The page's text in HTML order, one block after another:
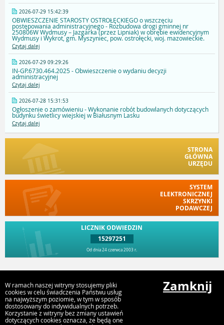
2026-07-29 15:42:39
OBWIESZCZENIE STAROSTY OSTROŁĘCKIEGO o wszczęciu
postępowania administracyjnego - Rozbudowa drogi gminnej nr
250806W Wydmusy – Jazgarka (przez Lipniak) w obrębie ewidencyjnym
Wydmusy i Wykrot, gm. Myszyniec, pow. ostrołęcki, woj. mazowieckie.
Czytaj dalej
2026-07-29 09:29:26
IN-GP.6730.464.2025 - Obwieszczenie o wydaniu decyzji
administracyjnej
Czytaj dalej
2026-07-28 15:31:53
Ogłoszenie o zamówieniu - Wykonanie robót budowlanych dotyczących
budynku świetlicy wiejskiej w Białusnym Lasku
Czytaj dalej
STRONA
GŁÓWNA
URZĘDU
SYSTEM
ELEKTRONICZNEJ
SKRZYNKI
PODAWCZEJ
LICZNIK ODWIEDZIN
15297251
Od dnia 24 czerwca 2003 r.
Urząd Miejski w Myszyńcu
ul. Plac Wolności 60, 07-430 Myszyniec
W ramach naszej witryny stosujemy pliki
cookies w celu świadczenia Państwu usług
na najwyższym poziomie, w tym w sposób
dostosowany do indywidualnych potrzeb.
Korzystanie z witryny bez zmiany ustawień
dotyczących cookies oznacza, że będą one
Zamknij